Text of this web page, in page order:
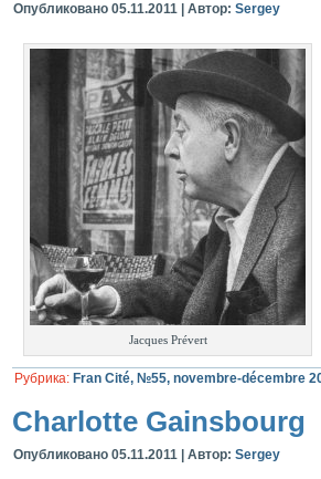
Опубликовано 05.11.2011 Автор: Sergey
Jacques Prévert
Рубрика: Fran Cité, №55, novembre-décembre
Charlotte Gainsbourg
Опубликовано 05.11.2011 Автор: Sergey